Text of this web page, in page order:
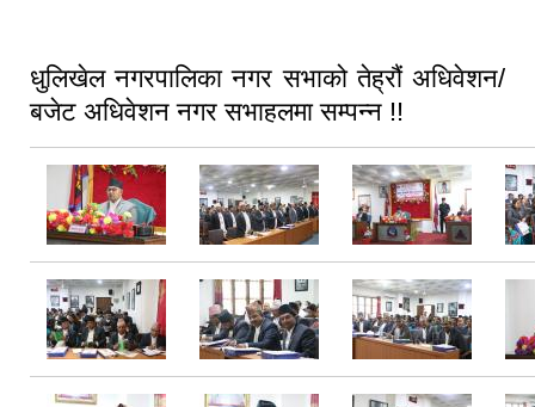
Numbering system) लाई नगरका थप २ वडाहरु वडा नं
६ र ७ मा समेत आज देखि लागु गरिएको छ |
धुलिखेल नगरपालिका नगर सभाको तेह्रौं अधिवेशन/
बजेट अधिवेशन नगर सभाहलमा सम्पन्न !!